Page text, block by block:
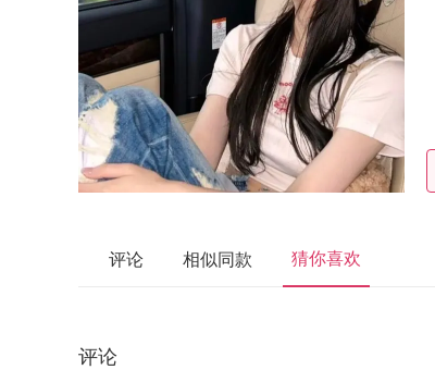
评论 相似同款 猜你喜欢
评论